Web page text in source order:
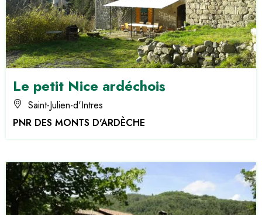
Le petit Nice ardéchois
Saint-Julien-d'Intres
PNR DES MONTS D'ARDÈCHE